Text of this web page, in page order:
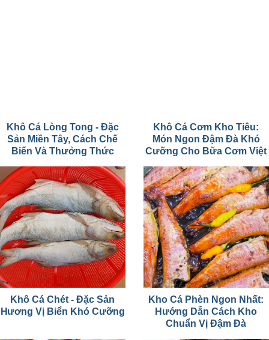
Khô Cá Lòng Tong - Đặc
Sản Miền Tây, Cách Chế
Biến Và Thưởng Thức
Khô Cá Cơm Kho Tiêu:
Món Ngon Đậm Đà Khó
Cưỡng Cho Bữa Cơm Việt
Khô Cá Chét - Đặc Sản
Hương Vị Biển Khó Cưỡng
Kho Cá Phèn Ngon Nhất:
Hướng Dẫn Cách Kho
Chuẩn Vị Đậm Đà